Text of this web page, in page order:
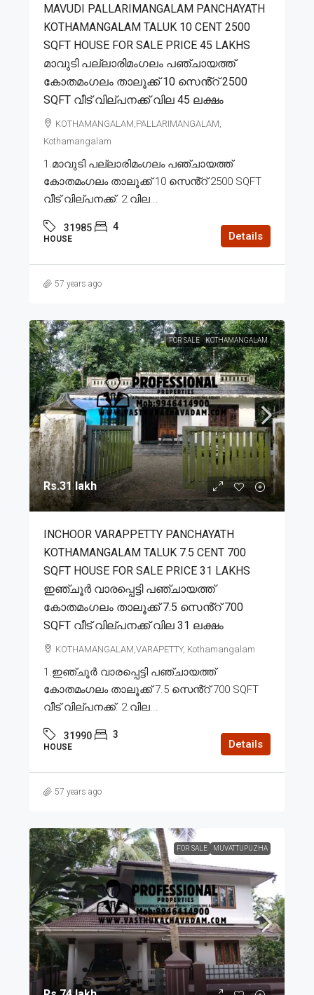
MAVUDI PALLARIMANGALAM PANCHAYATH
KOTHAMANGALAM TALUK 10 CENT 2500
SQFT HOUSE FOR SALE PRICE 45 LAKHS
മാവുടി പല്ലാരിമംഗലം പഞ്ചായത്ത്
കോതമംഗലം താലൂക്ക് 10 സെൻ്റ് 2500
SQFT വീട് വില്പനക്ക് വില 45 ലക്ഷം
KOTHAMANGALAM,PALLARIMANGALAM,
Kothamangalam
1.മാവുടി പല്ലാരിമംഗലം പഞ്ചായത്ത്
കോതമംഗലം താലൂക്ക് 10 സെൻ്റ് 2500 SQFT
വീട് വില്പനക്ക്. 2.വില...
31985 4
HOUSE Details
57 years ago
FOR SALE KOTHAMANGALAM
Rs.31 lakh
INCHOOR VARAPPETTY PANCHAYATH
KOTHAMANGALAM TALUK 7.5 CENT 700
SQFT HOUSE FOR SALE PRICE 31 LAKHS
ഇഞ്ചൂർ വാരപ്പെട്ടി പഞ്ചായത്ത്
കോതമംഗലം താലൂക്ക് 7.5 സെൻ്റ് 700
SQFT വീട് വില്പനക്ക് വില 31 ലക്ഷം
KOTHAMANGALAM,VARAPETTY, Kothamangalam
1.ഇഞ്ചൂർ വാരപ്പെട്ടി പഞ്ചായത്ത്
കോതമംഗലം താലൂക്ക് 7.5 സെൻ്റ് 700 SQFT
വീട് വില്പനക്ക്. 2.വില...
31990 3
HOUSE Details
57 years ago
FOR SALE MUVATTUPUZHA